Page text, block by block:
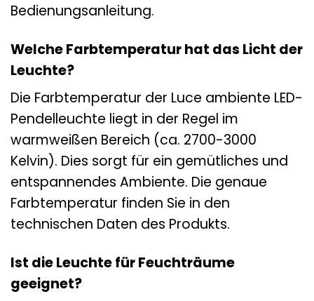
Bedienungsanleitung.
Welche Farbtemperatur hat das Licht der
Leuchte?
Die Farbtemperatur der Luce ambiente LED-
Pendelleuchte liegt in der Regel im
warmweißen Bereich (ca. 2700-3000
Kelvin). Dies sorgt für ein gemütliches und
entspannendes Ambiente. Die genaue
Farbtemperatur finden Sie in den
technischen Daten des Produkts.
Ist die Leuchte für Feuchträume
geeignet?